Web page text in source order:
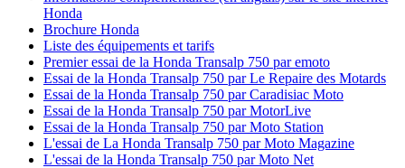
Honda
Brochure Honda
Liste des équipements et tarifs
Premier essai de la Honda Transalp 750 par emoto
Essai de la Honda Transalp 750 par Le Repaire des Motards
Essai de la Honda Transalp 750 par Caradisiac Moto
Essai de la Honda Transalp 750 par MotorLive
Essai de la Honda Transalp 750 par Moto Station
L'essai de La Honda Transalp 750 par Moto Magazine
L'essai de la Honda Transalp 750 par Moto Net